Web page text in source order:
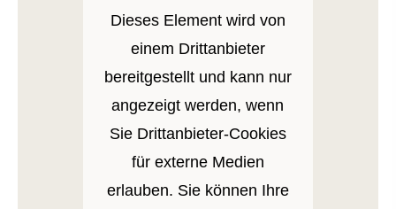
Dieses Element wird von
einem Drittanbieter
bereitgestellt und kann nur
angezeigt werden, wenn
Sie Drittanbieter-Cookies
für externe Medien
erlauben. Sie können Ihre